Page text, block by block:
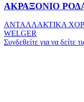
ΑΚΡΑΞΟΝΙΟ
ΑΝΤΑΛΛΑΚΤΙΚΑ
WELGER
Συνδεθείτε για να δείτε